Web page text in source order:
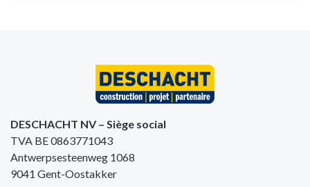
DESCHACHT NV – Siège social
TVA BE 0863771043
Antwerpsesteenweg 1068
9041 Gent-Oostakker